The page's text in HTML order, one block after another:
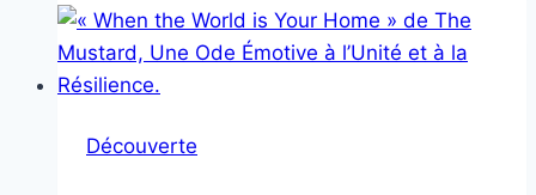
Felange »
de
une
Découverte